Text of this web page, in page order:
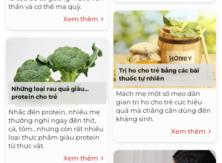
thần và cơ thể ma quỷ.
Xem thêm
Những loại rau quả giàu...
protein cho trẻ
Nhắc đến protein, nhiều mẹ
thường nghĩ ngay đến thịt,
cá, tôm...nhưng còn rất nhiều
loại thực phẩm giàu protein
từ thực vật.
Xem thêm
Trị ho cho trẻ bằng các bài
thuốc tự nhiên
Mách mẹ một số mẹo dân
gian trị ho cho trẻ cực hiệu
quả mà chẳng cần dùng đến
kháng sinh.
Xem thêm